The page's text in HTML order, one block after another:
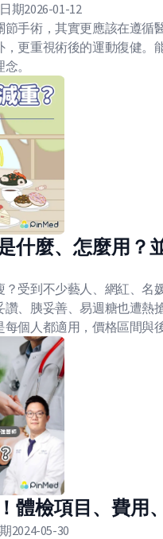
期2026-01-12
節手術，其實更應該在遵
更重視術後的運動復健
。
什麼、怎麼用
受到不少藝人、網紅、名
、胰妥善、易週糖也遭
個人都適用，價格區間與
體檢項目、費用
2024-05-30